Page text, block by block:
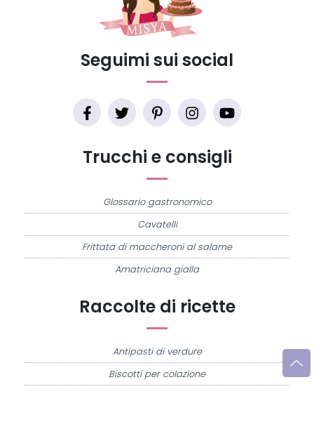
Raccolte di ricette
Antipasti di verdure
Biscotti per colazione
Trucchi e consigli
Glossario gastronomico
Cavatelli
Frittata di maccheroni al salame
Amatriciana gialla
Seguimi sui social